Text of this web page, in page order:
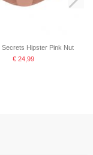
Secrets Short Off White
Secrets Hipster Pink Nut
€ 24,99